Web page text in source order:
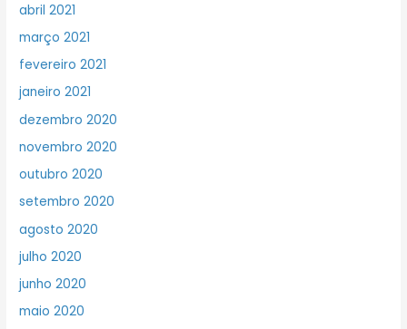
abril 2021
março 2021
fevereiro 2021
janeiro 2021
dezembro 2020
novembro 2020
outubro 2020
setembro 2020
agosto 2020
julho 2020
junho 2020
maio 2020